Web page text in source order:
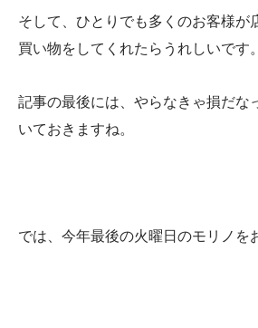
そして、ひとりでも多くのお客様が
買い物をしてくれたらうれしいです。
記事の最後には、やらなきゃ損だな
いておきますね。
では、今年最後の火曜日のモリノを